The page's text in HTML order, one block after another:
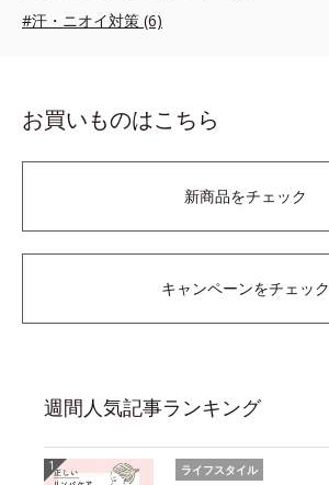
#汗・ニオイ対策 (6)
お買いものはこちら
新商品をチェック
キャンペーンをチェック
週間人気記事ランキング
ライフスタイル